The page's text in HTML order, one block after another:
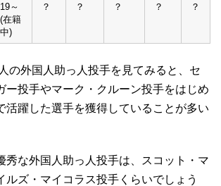
19～
(在籍
中)
？ ？ ？ ？ ？
の外国人助っ人投手を見てみると、セ
ー投手やマーク・クルーン投手をはじめ
活躍した選手を獲得していることが多い
秀な外国人助っ人投手は、スコット・マ
ルズ・マイコラス投手くらいでしょう